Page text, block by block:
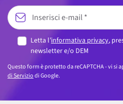
Letta l’informativa privacy,
newsletter e/o DEM
Questo form è protetto da reCAPTCHA - vi si
di Serviziodi Google.